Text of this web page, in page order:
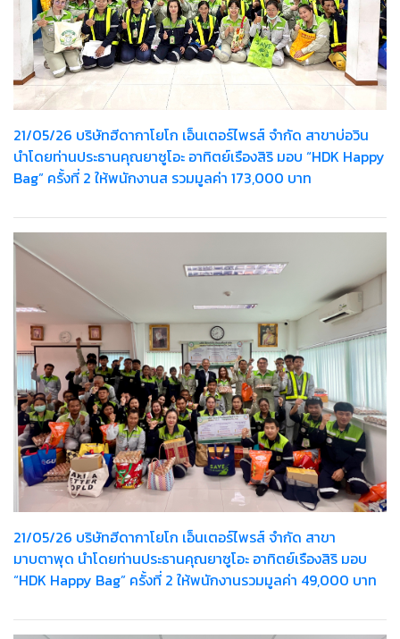
21/05/26 บริษัทฮีดากาโยโก เอ็นเตอร์ไพรส์ จำกัด สาขาบ่อวิน
นำโดยท่านประธานคุณยาซูโอะ อาทิตย์เรืองสิริ มอบ “HDK Happy
Bag” ครั้งที่ 2 ให้พนักงานส รวมมูลค่า 173,000 บาท
21/05/26 บริษัทฮีดากาโยโก เอ็นเตอร์ไพรส์ จำกัด สาขา
มาบตาพุด นำโดยท่านประธานคุณยาซูโอะ อาทิตย์เรืองสิริ มอบ
“HDK Happy Bag” ครั้งที่ 2 ให้พนักงานรวมมูลค่า 49,000 บาท